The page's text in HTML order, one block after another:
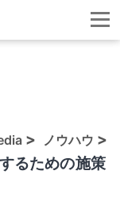
ノウハウ
るための施策